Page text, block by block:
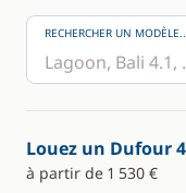
RECHERCHER UN
Louez un Dufour
à partir de 1 530 €